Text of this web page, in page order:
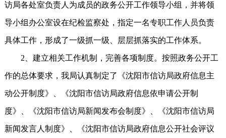
访局各处室负责人为成员的政务公开工作领导小组，并将领
导小组办公室设在纪检监察处，指定一名专职工作人员负责
具体工作，形成了一级抓一级、层层抓落实的工作体系。
2、建立相关工作机制，完善各项制度。按照政务公开工
作的总体要求，我局认真制定了《沈阳市信访局政府信息主
动公开制度》、《沈阳市信访局政府信息依申请公开制
度》、《沈阳市信访局新闻发布会制度》、《沈阳市信访局
新闻发言人制度》、《沈阳市信访局政府信息公开社会评议